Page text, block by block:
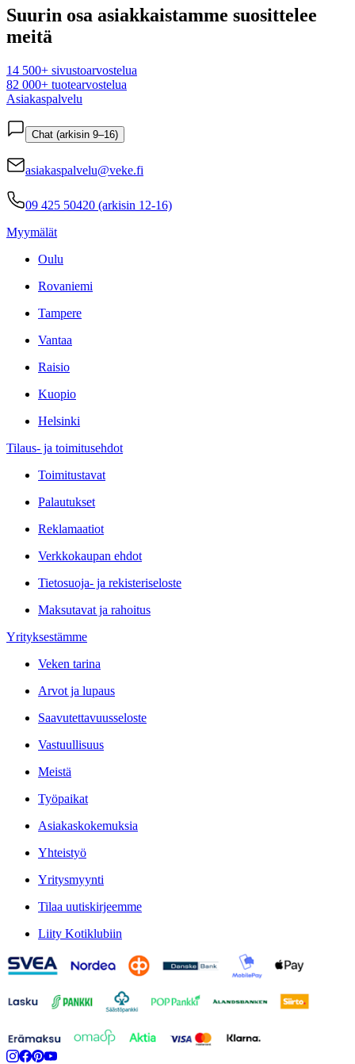
Suurin osa asiakkaistamme suosittelee
meitä
14 500+ sivustoarvostelua
82 000+ tuotearvostelua
Asiakaspalvelu
Chat (arkisin 9–16)
asiakaspalvelu@veke.fi
09 425 50420 (arkisin 12-16)
Myymälät
Oulu
Rovaniemi
Tampere
Vantaa
Raisio
Kuopio
Helsinki
Tilaus- ja toimitusehdot
Toimitustavat
Palautukset
Reklamaatiot
Verkkokaupan ehdot
Tietosuoja- ja rekisteriseloste
Maksutavat ja rahoitus
Yrityksestämme
Veken tarina
Arvot ja lupaus
Saavutettavuusseloste
Vastuullisuus
Meistä
Työpaikat
Asiakaskokemuksia
Yhteistyö
Yritysmyynti
Tilaa uutiskirjeemme
Liity Kotiklubiin